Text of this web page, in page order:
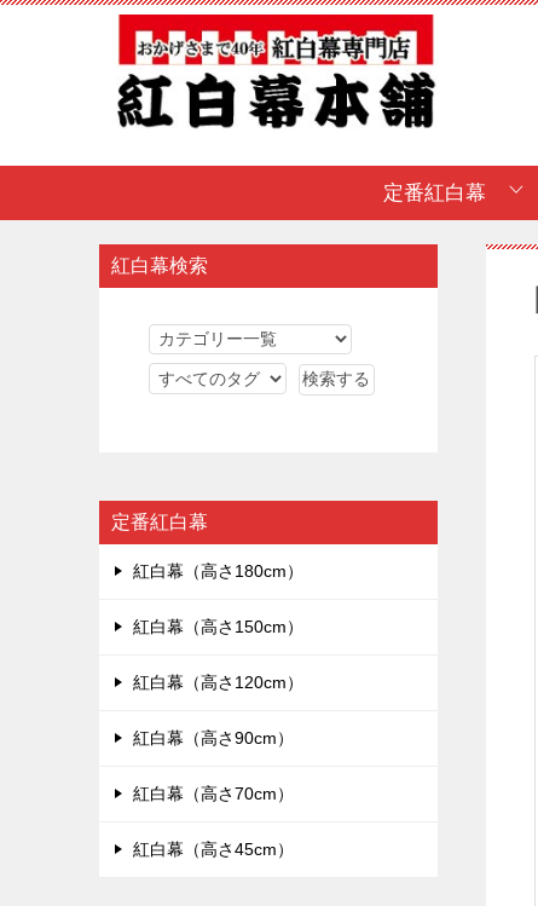
定番紅白幕
紅白幕検索
定番紅白幕
紅白幕（高さ180cm）
紅白幕（高さ150cm）
紅白幕（高さ120cm）
紅白幕（高さ90cm）
紅白幕（高さ70cm）
紅白幕（高さ45cm）